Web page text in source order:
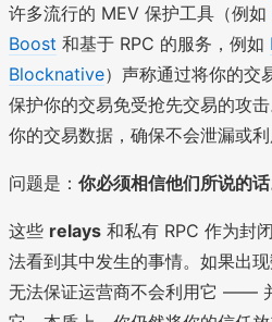
许多流行的 MEV 保护工具（例如
Boost 和基于 RPC 的服务，例如
Blocknative）声称通过将你的交
保护你的交易免受抢先交易的攻
你的交易数据，确保不会泄漏或利
问题是： 你必须相信他们所说的话
这些 relays 和私有 RPC 作为封
法看到其中发生的事情。如果出
无法保证运营商不会利用它 ——